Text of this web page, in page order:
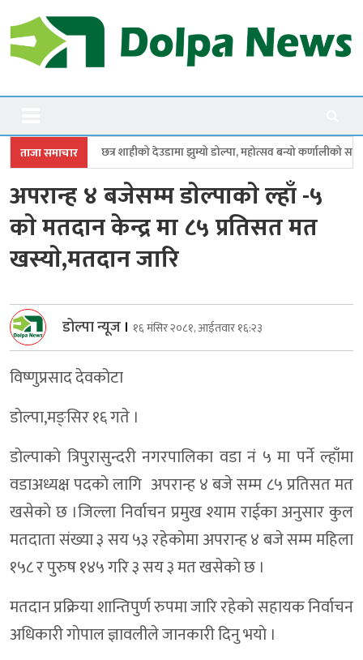
to
content
Dolpanews
ताजा समाचार
देउडामा झुम्यो डोल्पा, महोत्सव बन्यो कर्णालीको सांगीतिक उत्सव
अपरान्ह ४ बजेसम्म डाेल्पाकाे ल्हाँ -५
काे मतदान केन्द्र मा ८५ प्रतिसत मत
खस्याे,मतदान जारि
डोल्पा न्यूज । १६ मंसिर २०८१, आईतवार १६:२३
विष्णुप्रसाद देवकोटा
डाेल्पा,मङ्सिर १६ गते ।
डाेल्पाकाे त्रिपुरासुन्दरी नगरपालिका वडा नं ५ मा पर्ने ल्हाँमा
वडाअध्यक्ष पदकाे लागि अपरान्ह ४ बजे सम्म ८५ प्रतिसत मत
खसेकाे छ ।जिल्ला निर्वाचन प्रमुख श्याम राईका अनुसार कुल
मतदाता संख्या ३ सय ५३ रहेकाेमा अपरान्ह ४ बजे सम्म महिला
१५८ र पुरुष १४५ गरि ३ सय ३ मत खसेकाे छ ।
मतदान प्रक्रिया शान्तिपुर्ण रुपमा जारि रहेकाे सहायक निर्वाचन
अधिकारी गाेपाल ज्ञावलीले जानकारी दिनु भयाे ।